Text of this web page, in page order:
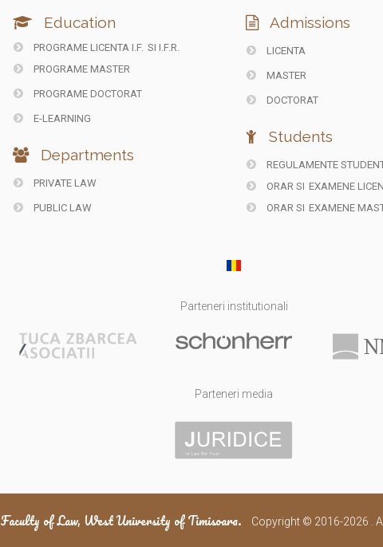
Education
PROGRAME LICENTA I.F. SI I.F.R.
PROGRAME MASTER
PROGRAME DOCTORAT
E-LEARNING
Departments
PRIVATE LAW
PUBLIC LAW
Admissions
LICENTA
MASTER
DOCTORAT
Students
REGULAMENTE
ORAR SI EXAMENE
ORAR SI EXAMENE
Parteneri institutionali
Parteneri media
Faculty of Law, West University of Timisoara. Copyright © 2016-2026 .